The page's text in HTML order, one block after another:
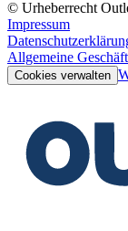
© Urheberrecht
Impressum
Allgemeine
Cookies verwalten